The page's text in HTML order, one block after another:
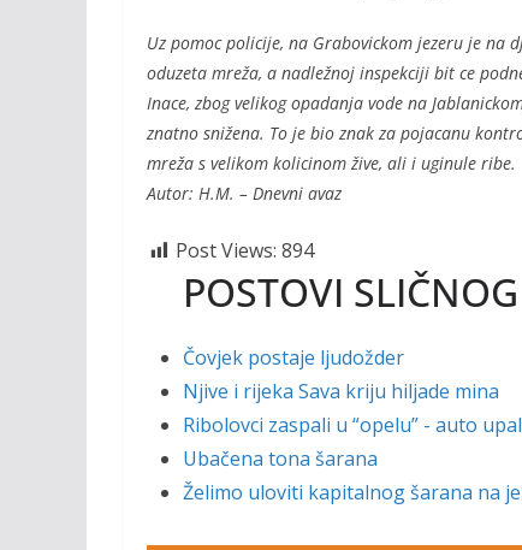
Uz pomoc policije, na Grabovickom jezeru je na
oduzeta mreža, a nadležnoj inspekciji bit ce
Inace, zbog velikog opadanja vode na
znatno snižena. To je bio znak za pojacanu
mreža s velikom kolicinom žive, ali i uginule ribe.
Autor: H.M. – Dnevni avaz
Post Views: 894
POSTOVI
Čovjek postaje ljudožder
Njive i rijeka Sava kriju hiljade mina
Ribolovci zaspali u “opelu” - auto
Ubačena tona šarana
Želimo uloviti kapitalnog šarana na